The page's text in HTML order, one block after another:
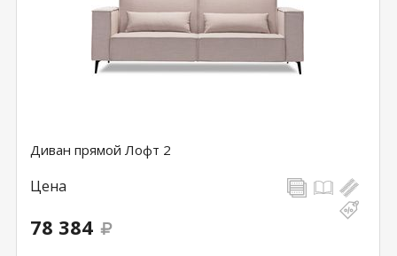
Диван прямой Лофт 2
Цена
78 384